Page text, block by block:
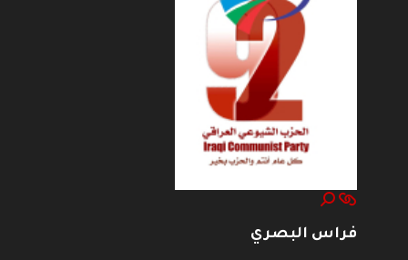
فراس البصري